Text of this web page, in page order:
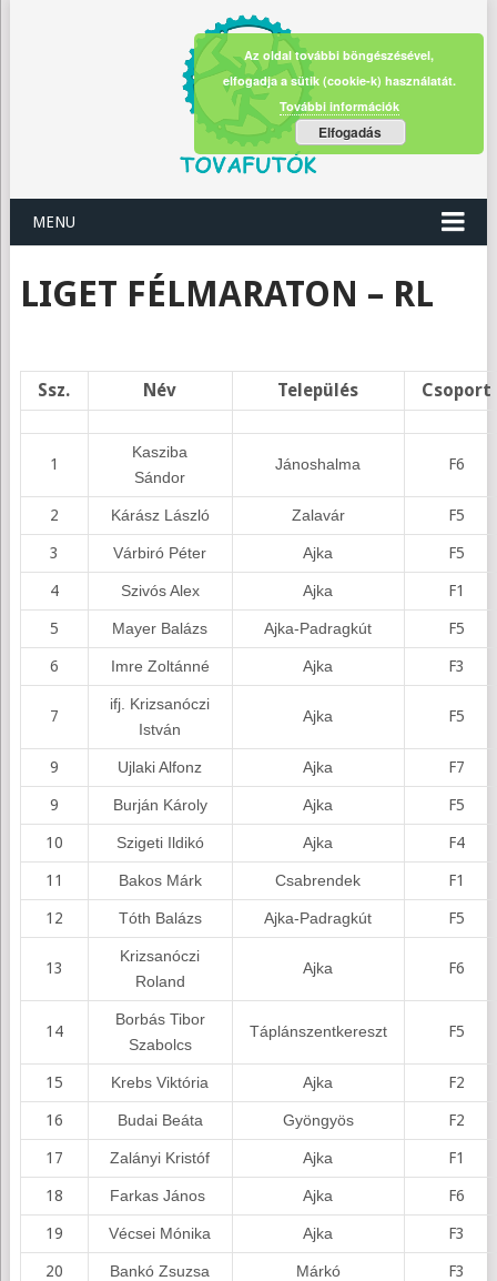
MENU
LIGET FÉLMARATON – RL
Ssz. Név Település Csoport
1
Kasziba
Sándor
Jánoshalma F6
2 Kárász László Zalavár F5
3 Várbiró Péter Ajka F5
4 Szivós Alex Ajka F1
5 Mayer Balázs Ajka-Padragkút F5
6 Imre Zoltánné Ajka F3
7
ifj. Krizsanóczi
István
Ajka F5
9 Ujlaki Alfonz Ajka F7
9 Burján Károly Ajka F5
10 Szigeti Ildikó Ajka F4
11 Bakos Márk Csabrendek F1
12 Tóth Balázs Ajka-Padragkút F5
13
Krizsanóczi
Roland
Ajka F6
14
Borbás Tibor
Szabolcs
Táplánszentkereszt F5
15 Krebs Viktória Ajka F2
16 Budai Beáta Gyöngyös F2
17 Zalányi Kristóf Ajka F1
18 Farkas János Ajka F6
19 Vécsei Mónika Ajka F3
20 Bankó Zsuzsa Márkó F3
Az oldal további böngészésével,
elfogadja a sütik (cookie-k) használatát.
További információk
Elfogadás